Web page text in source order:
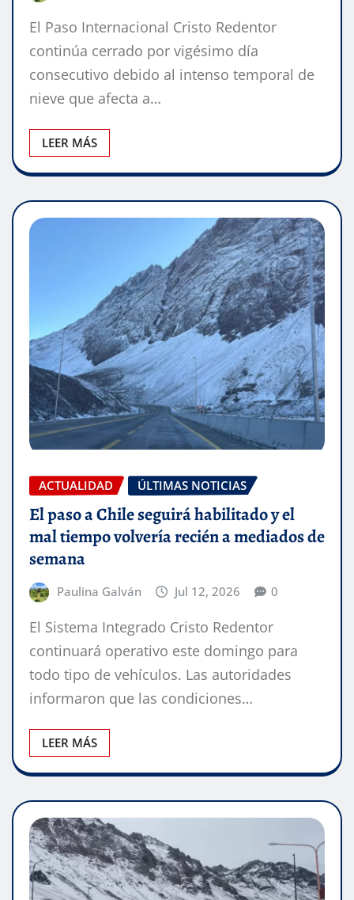
El Paso Internacional Cristo Redentor
continúa cerrado por vigésimo día
consecutivo debido al intenso temporal de
nieve que afecta a…
LEER MÁS
ACTUALIDAD ÚLTIMAS NOTICIAS
El paso a Chile seguirá habilitado y el
mal tiempo volvería recién a mediados de
semana
Paulina Galván Jul 12, 2026 0
El Sistema Integrado Cristo Redentor
continuará operativo este domingo para
todo tipo de vehículos. Las autoridades
informaron que las condiciones…
LEER MÁS